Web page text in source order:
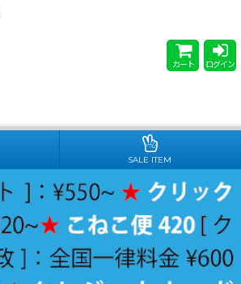
カート ログイン
SALE ITEM